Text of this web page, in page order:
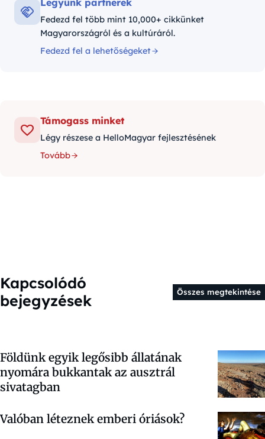
Legyünk partnerek
Fedezd fel több mint 10,000+ cikkünket
Magyarországról és a kultúráról.
Fedezd fel a lehetőségeket
Támogass minket
Légy részese a HelloMagyar fejlesztésének
Tovább
Kapcsolódó
bejegyzések
Összes megtekintése
Földünk egyik legősibb állatának
nyomára bukkantak az ausztrál
sivatagban
Valóban léteznek emberi óriások?